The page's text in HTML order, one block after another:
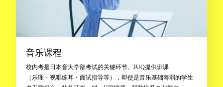
音乐课程
校内考是日本音大学部考试的关键环节。JUQ提供班课
（乐理・视唱练耳・面试指导等），即使是音乐基础薄弱的学生